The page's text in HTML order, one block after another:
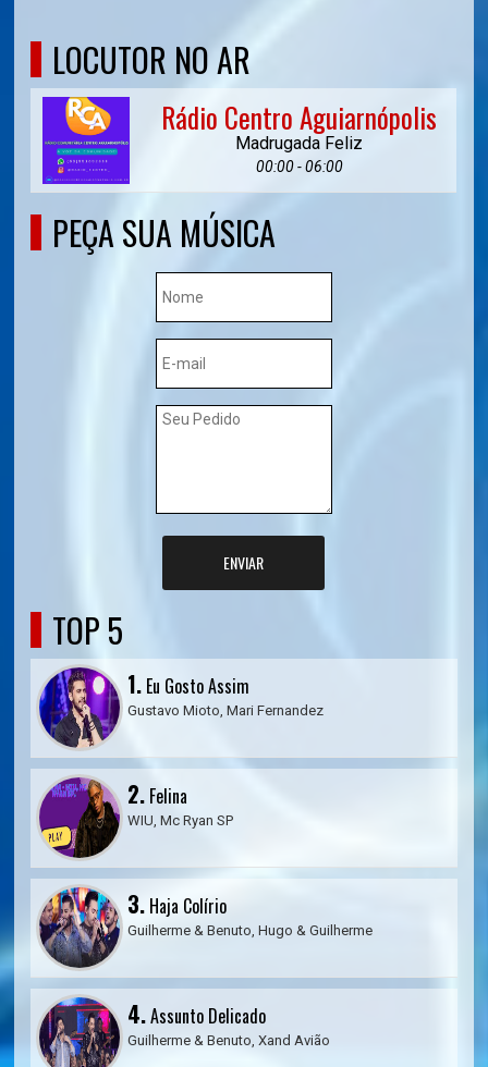
LOCUTOR NO AR
Rádio Centro Aguiarnópolis
Madrugada Feliz
00:00 - 06:00
PEÇA SUA MÚSICA
ENVIAR
TOP 5
1. Eu Gosto Assim
Gustavo Mioto, Mari Fernandez
2. Felina
WIU, Mc Ryan SP
3. Haja Colírio
Guilherme & Benuto, Hugo & Guilherme
4.Assunto Delicado
Guilherme & Benuto, Xand Avião